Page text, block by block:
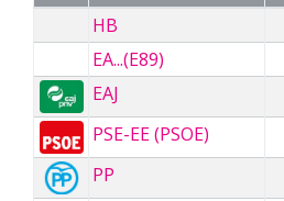
HB
EA...(E89)
EAJ
PSE-EE (PSOE)
PP